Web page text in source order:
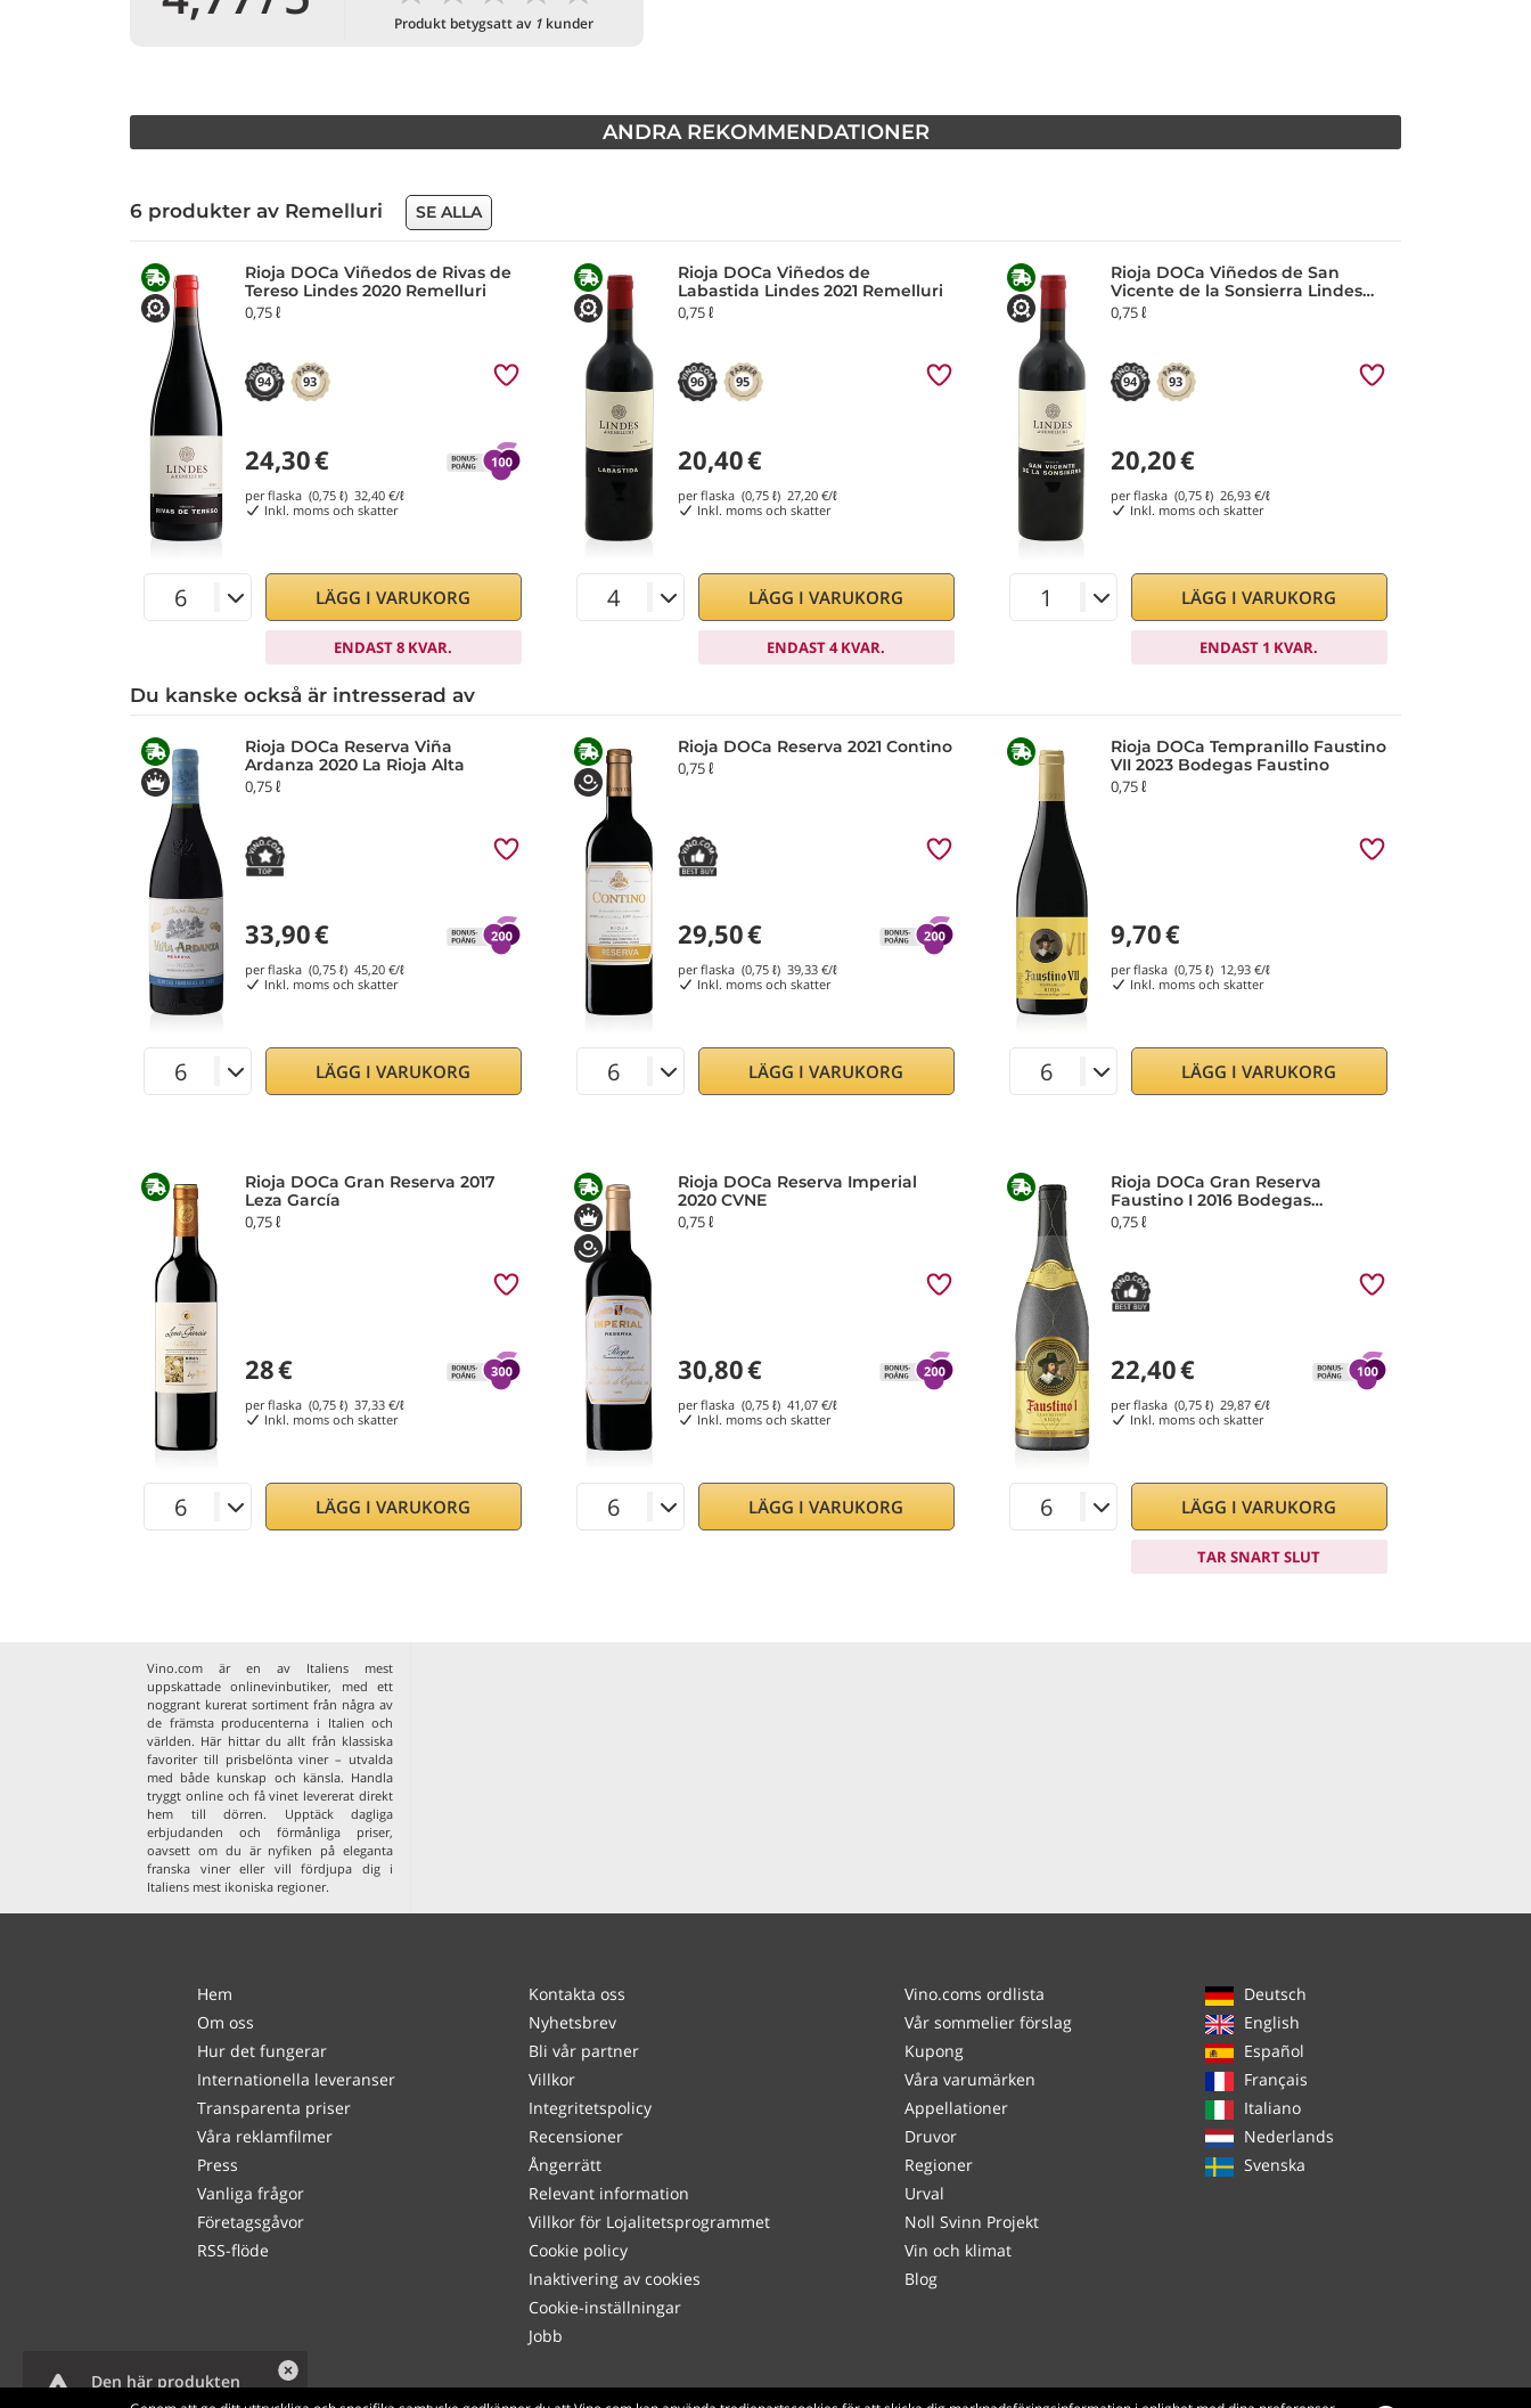
Produkt betygsatt av 1 kunder
ANDRA REKOMMENDATIONER
6 produkter av Remelluri SE ALLA
Rioja DOCa Viñedos de Rivas de
Tereso Lindes 2020 Remelluri
0,75 ℓ
94 93
24,30€
per flaska (0,75 ℓ) 32,40 €/ℓ
Inkl. moms och skatter
LÄGG I VARUKORG
ENDAST 8 KVAR.
Rioja DOCa Viñedos de
Labastida Lindes 2021 Remelluri
0,75 ℓ
96 95
20,40€
per flaska (0,75 ℓ) 27,20 €/ℓ
Inkl. moms och skatter
LÄGG I VARUKORG
ENDAST 4 KVAR.
Rioja DOCa Viñedos de San
Vicente de la Sonsierra Lindes
2021 Remelluri
0,75 ℓ
94 93
20,20€
per flaska (0,75 ℓ) 26,93 €/ℓ
Inkl. moms och skatter
LÄGG I VARUKORG
ENDAST 1 KVAR.
Du kanske också är intresserad av
Rioja DOCa Reserva Viña
Ardanza 2020 La Rioja Alta
0,75 ℓ
33,90€
per flaska (0,75 ℓ) 45,20 €/ℓ
Inkl. moms och skatter
LÄGG I VARUKORG
Rioja DOCa Reserva 2021 Contino
0,75 ℓ
29,50€
per flaska (0,75 ℓ) 39,33 €/ℓ
Inkl. moms och skatter
LÄGG I VARUKORG
Rioja DOCa Tempranillo Faustino
VII 2023 Bodegas Faustino
0,75 ℓ
9,70€
per flaska (0,75 ℓ) 12,93 €/ℓ
Inkl. moms och skatter
LÄGG I VARUKORG
Rioja DOCa Gran Reserva 2017
Leza García
0,75 ℓ
28€
per flaska (0,75 ℓ) 37,33 €/ℓ
Inkl. moms och skatter
LÄGG I VARUKORG
Rioja DOCa Reserva Imperial
2020 CVNE
0,75 ℓ
30,80€
per flaska (0,75 ℓ) 41,07 €/ℓ
Inkl. moms och skatter
LÄGG I VARUKORG
Rioja DOCa Gran Reserva
Faustino I 2016 Bodegas
Faustino
0,75 ℓ
22,40€
per flaska (0,75 ℓ) 29,87 €/ℓ
Inkl. moms och skatter
LÄGG I VARUKORG
TAR SNART SLUT
Den här produkten
håller på att ta slut.
Vino.com är en av Italiens mest
uppskattade onlinevinbutiker, med ett
noggrant kurerat sortiment från några av
de främsta producenterna i Italien och
världen. Här hittar du allt från klassiska
favoriter till prisbelönta viner – utvalda
med både kunskap och känsla. Handla
tryggt online och få vinet levererat direkt
hem till dörren. Upptäck dagliga
erbjudanden och förmånliga priser,
oavsett om du är nyfiken på eleganta
franska vinereller vill fördjupa dig i
Italiens mest ikoniska regioner.
Hem
Om oss
Hur det fungerar
Internationella leveranser
Transparenta priser
Våra reklamfilmer
Press
Vanliga frågor
Företagsgåvor
RSS-flöde
Kontakta oss
Nyhetsbrev
Bli vår partner
Villkor
Integritetspolicy
Recensioner
Ångerrätt
Relevant information
Villkor för Lojalitetsprogrammet
Cookie policy
Inaktivering av cookies
Cookie-inställningar
Jobb
Vino.coms ordlista
Vår sommelier förslag
Kupong
Våra varumärken
Appellationer
Druvor
Regioner
Urval
Noll Svinn Projekt
Vin och klimat
Blog
Deutsch
English
Español
Français
Italiano
Nederlands
Svenska